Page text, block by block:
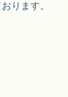
ります。